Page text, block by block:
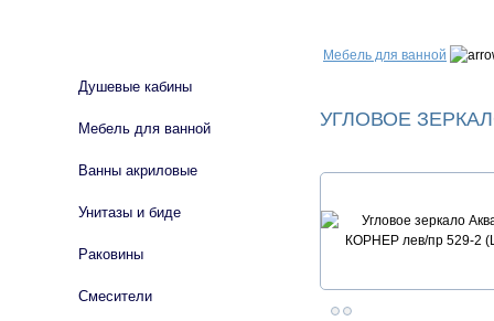
Мебель для ванной
УГЛОВОЕ
Душевые кабины
Мебель для ванной
Ванны акриловые
Унитазы и биде
Раковины
Смесители